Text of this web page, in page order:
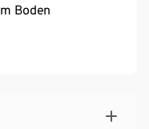
Boden
Griffen